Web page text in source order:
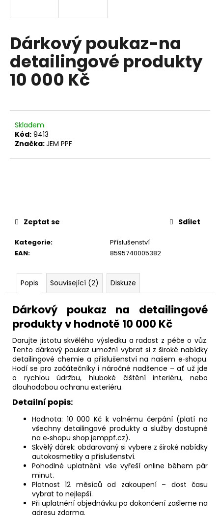
Dárkový poukaz-na
detailingové produkty
10 000 Kč
Skladem
Kód: 9413
Značka:JEM PPF
Kategorie:
Příslušenství
EAN: 8595740005382
Zeptat se Sdílet
Popis Související (2) Diskuze
Dárkový poukaz na detailingové
produkty v hodnotě 10 000 Kč
Darujte jistotu skvělého výsledku a radost z péče o vůz.
Tento dárkový poukaz umožní vybrat si z široké nabídky
detailingové chemie a příslušenství na našem e‑shopu.
Hodí se pro začátečníky i náročné nadšence – ať už jde
o rychlou údržbu, hluboké čištění interiéru, nebo
dlouhodobou ochranu exteriéru.
Detailní popis:
Hodnota: 10 000 Kč k volnému čerpání (platí na
všechny detailingové produkty a služby dostupné
na e‑shopu shop.jemppf.cz).
Skvělý dárek: obdarovaný si vybere z široké nabídky
autokosmetiky a příslušenství.
Pohodlné uplatnění: vše vyřeší online během pár
minut.
Platnost 12 měsíců od zakoupení – dost času
vybrat to nejlepší.
Při uplatnění objednávku po dokončení zašleme na
adresu zdarma.
í
t
?
HLEDAT
D
č
e